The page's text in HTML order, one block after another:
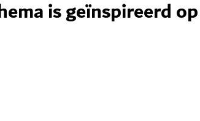
is geïnspireerd op